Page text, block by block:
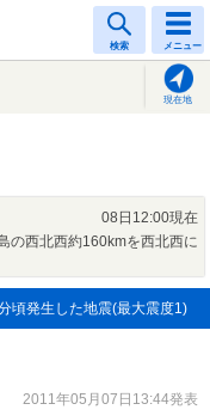
検索 メニュー
現在地
08日12:00現在
の西北西約160kmを西北西に
頃発生した地震(最大震度1)
2011年05月07日13:44発表